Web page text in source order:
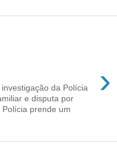
›
da Polícia
e disputa por
prende um